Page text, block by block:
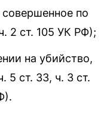
по
2 ст. 105 УК РФ);
на убийство,
5 ст. 33, ч. 3 ст.